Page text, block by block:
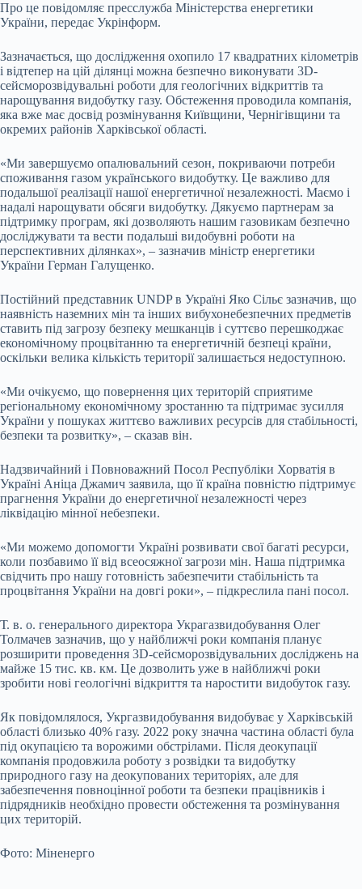
Про це повідомляє пресслужба Міністерства енергетики
України, передає Укрінформ.
Зазначається, що дослідження охопило 17 квадратних кілометрів
і відтепер на цій ділянці можна безпечно виконувати 3D-
сейсморозвідувальні роботи для геологічних відкриттів та
нарощування видобутку газу. Обстеження проводила компанія,
яка вже має досвід розмінування Київщини, Чернігівщини та
окремих районів Харківської області.
«Ми завершуємо опалювальний сезон, покриваючи потреби
споживання газом українського видобутку. Це важливо для
подальшої реалізації нашої енергетичної незалежності. Маємо і
надалі нарощувати обсяги видобутку. Дякуємо партнерам за
підтримку програм, які дозволяють нашим газовикам безпечно
досліджувати та вести подальші видобувні роботи на
перспективних ділянках», – зазначив міністр енергетики
України Герман Галущенко.
Постійний представник UNDP в Україні Яко Сільє зазначив, що
наявність наземних мін та інших вибухонебезпечних предметів
ставить під загрозу безпеку мешканців і суттєво перешкоджає
економічному процвітанню та енергетичній безпеці країни,
оскільки велика кількість території залишається недоступною.
«Ми очікуємо, що повернення цих територій сприятиме
регіональному економічному зростанню та підтримає зусилля
України у пошуках життєво важливих ресурсів для стабільності,
безпеки та розвитку», – сказав він.
Надзвичайний і Повноважний Посол Республіки Хорватія в
Україні Аніца Джамич заявила, що її країна повністю підтримує
прагнення України до енергетичної незалежності через
ліквідацію мінної небезпеки.
«Ми можемо допомогти Україні розвивати свої багаті ресурси,
коли позбавимо її від всеосяжної загрози мін. Наша підтримка
свідчить про нашу готовність забезпечити стабільність та
процвітання України на довгі роки», – підкреслила пані посол.
Т. в. о. генерального директора Украгазвидобування Олег
Толмачев зазначив, що у найближчі роки компанія планує
розширити проведення 3D-сейсморозвідувальних досліджень на
майже 15 тис. кв. км. Це дозволить уже в найближчі роки
зробити нові геологічні відкриття та наростити видобуток газу.
Як повідомлялося, Укргазвидобування видобуває у Харківській
області близько 40% газу. 2022 року значна частина області була
під окупацією та ворожими обстрілами. Після деокупації
компанія продовжила роботу з розвідки та видобутку
природного газу на деокупованих територіях, але для
забезпечення повноцінної роботи та безпеки працівників і
підрядників необхідно провести обстеження та розмінування
цих територій.
Фото: Міненерго